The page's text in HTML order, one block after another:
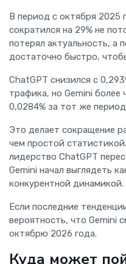
В период с октября 2025
сократился на 29% не
потерял актуальность, а
достаточно быстро,
ChatGPT снизился с
трафика, но Gemini более
0,0284% за тот же
Это делает сокращение
чем простой
лидерство ChatGPT
Gemini начал выглядеть
конкурентной динамикой.
Если последние
вероятность, что Gemini
октябрю 2026 года.
Куда может